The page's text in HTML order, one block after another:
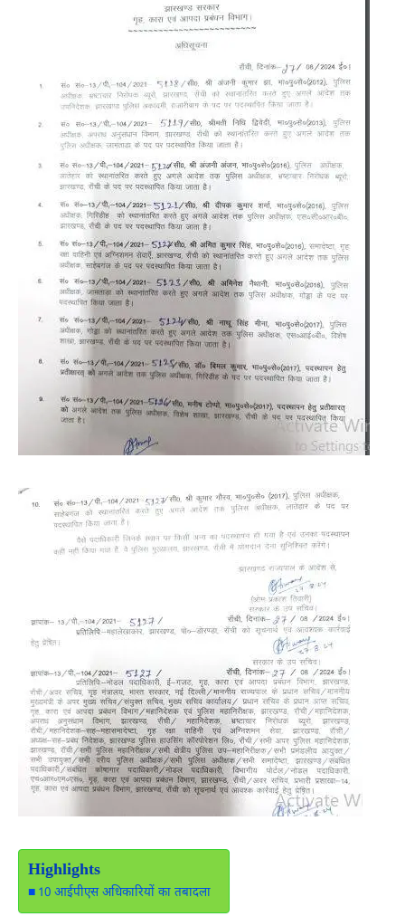
Highlights
10 आईपीएस अधिकारियों का तबादला